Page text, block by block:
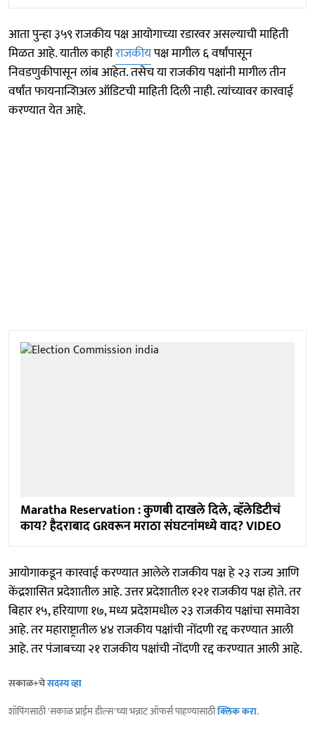
आता पुन्हा ३५९ राजकीय पक्ष आयोगाच्या रडारवर असल्याची माहिती
मिळत आहे. यातील काहीराजकीयपक्ष मागील ६ वर्षांपासून
निवडणुकीपासून लांब आहेत. तसेच या राजकीय पक्षांनी मागील तीन
वर्षांत फायनान्शिअल ऑडिटची माहिती दिली नाही. त्यांच्यावर कारवाई
करण्यात येत आहे.
Maratha Reservation : कुणबी दाखले दिले, व्हॅलेडिटीचं
काय? हैदराबाद GRवरून मराठा संघटनांमध्ये वाद? VIDEO
आयोगाकडून कारवाई करण्यात आलेले राजकीय पक्ष हे २३ राज्य आणि
केंद्रशासित प्रदेशातील आहे. उत्तर प्रदेशातील १२१ राजकीय पक्ष होते. तर
बिहार १५, हरियाणा १७, मध्य प्रदेशमधील २३ राजकीय पक्षांचा समावेश
आहे. तर महाराष्ट्रातील ४४ राजकीय पक्षांची नोंदणी रद्द करण्यात आली
आहे. तर पंजाबच्या २१ राजकीय पक्षांची नोंदणी रद्द करण्यात आली आहे.
सकाळ+चेसदस्य व्हा
शॉपिंगसाठी 'सकाळ प्राईम डील्स'च्या भन्नाट ऑफर्स पाहण्यासाठीक्लिक करा.